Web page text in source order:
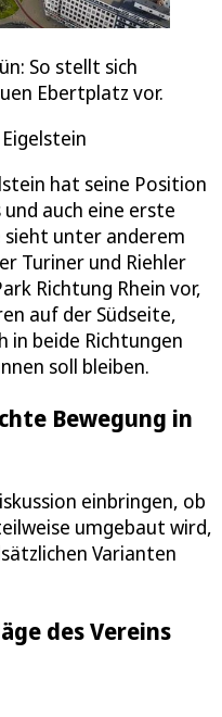
So stellt sich
Ebertplatz vor.
hat seine Position
auch eine erste
sieht unter anderem
Turiner und Riehler
Richtung Rhein vor,
auf der Südseite,
in beide Richtungen
soll bleiben.
Bewegung in
einbringen, ob
umgebaut wird,
Varianten
des Vereins